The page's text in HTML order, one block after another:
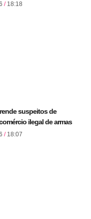
18:18
suspeitos de
ilegal de armas
18:07